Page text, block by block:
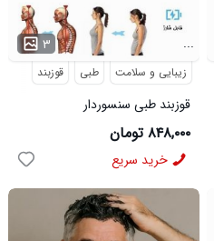
۳ ...
زیبایی و سلامت طبی قوزبند
قوزبند طبی سنسوردار
۸۴۸,۰۰۰ تومان
خرید سریع